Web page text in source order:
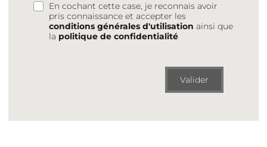
En cochant cette case, je reconnais avoir
pris connaissance et accepter les
conditions générales d'utilisation ainsi que
la politique de confidentialité
Valider